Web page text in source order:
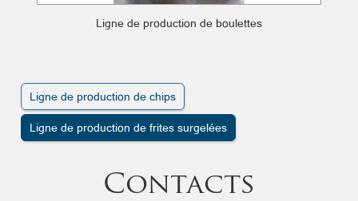
Ligne de production de boulettes
Ligne de production de chips
Ligne de production de frites surgelées
Contacts